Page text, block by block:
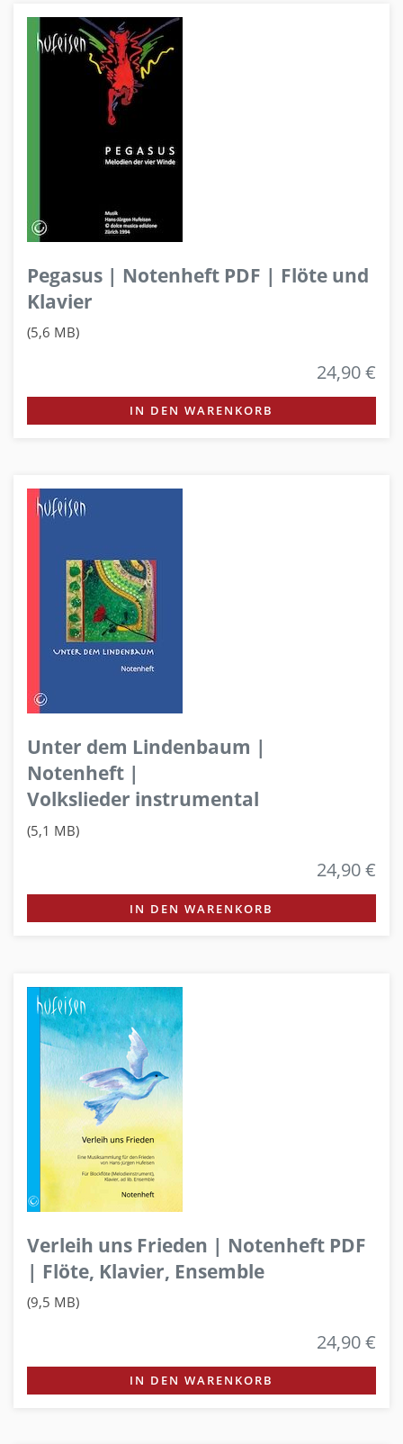
Pegasus | Notenheft PDF | Flöte und
Klavier
(5,6 MB)
24,90 €
IN DEN WARENKORB
Unter dem Lindenbaum |
Notenheft |
Volkslieder instrumental
(5,1 MB)
24,90 €
IN DEN WARENKORB
Verleih uns Frieden | Notenheft PDF
| Flöte, Klavier, Ensemble
(9,5 MB)
24,90 €
IN DEN WARENKORB